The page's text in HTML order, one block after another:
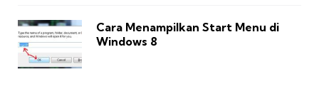
Cara Menampilkan Start Menu di
Windows 8